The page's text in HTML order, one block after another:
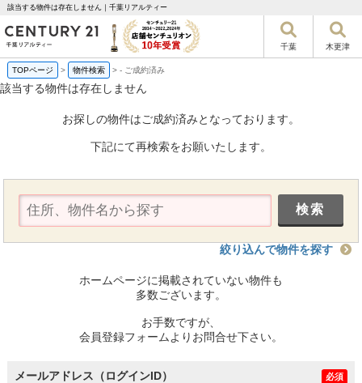
該当する物件は存在しません｜千葉リアルティー
千葉 木更津
TOPページ > 物件検索 >- ご成約済み
該当する物件は存在しません
お探しの物件はご成約済みとなっております。
下記にて再検索をお願いたします。
絞り込んで物件を探す
ホームページに掲載されていない物件も
多数ございます。
お手数ですが、
会員登録フォームよりお問合せ下さい。
メールアドレス（ログインID） 必須